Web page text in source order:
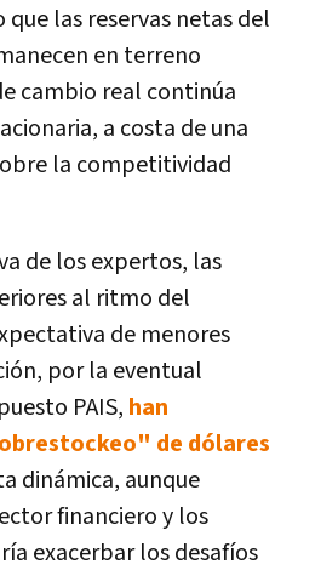
las reservas netas del
en terreno
cambio real continúa
a costa de una
la competitividad
de los expertos, las
al ritmo del
de menores
por la eventual
PAIS, han
de dólares
dinámica, aunque
financiero y los
exacerbar los desafíos